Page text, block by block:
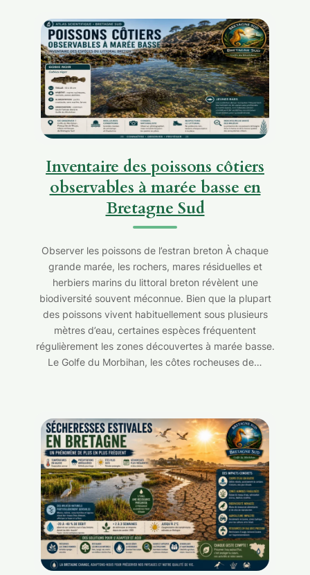
Inventaire des poissons côtiers
observables à marée basse en
Bretagne Sud
Observer les poissons de l’estran breton À chaque
grande marée, les rochers, mares résiduelles et
herbiers marins du littoral breton révèlent une
biodiversité souvent méconnue. Bien que la plupart
des poissons vivent habituellement sous plusieurs
mètres d’eau, certaines espèces fréquentent
régulièrement les zones découvertes à marée basse.
Le Golfe du Morbihan, les côtes rocheuses de…